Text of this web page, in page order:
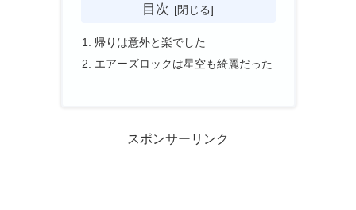
目次
帰りは意外と楽でした
エアーズロックは星空も綺麗だった
スポンサーリンク